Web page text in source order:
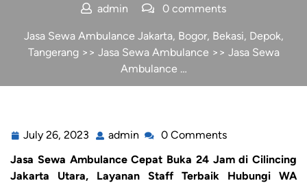
admin 0 comments
Jasa Sewa Ambulance Jakarta, Bogor, Bekasi, Depok,
Tangerang>> Jasa Sewa Ambulance >> Jasa Sewa
Ambulance …
July 26, 2023 admin
0 Comments
Jasa Sewa Ambulance Cepat Buka 24 Jam di Cilincing
Jakarta Utara, Layanan Staff Terbaik Hubungi WA